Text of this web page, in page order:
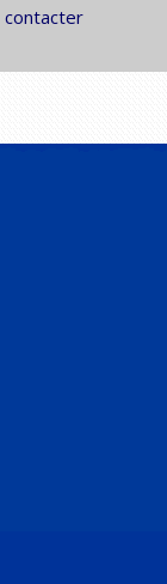
contacter